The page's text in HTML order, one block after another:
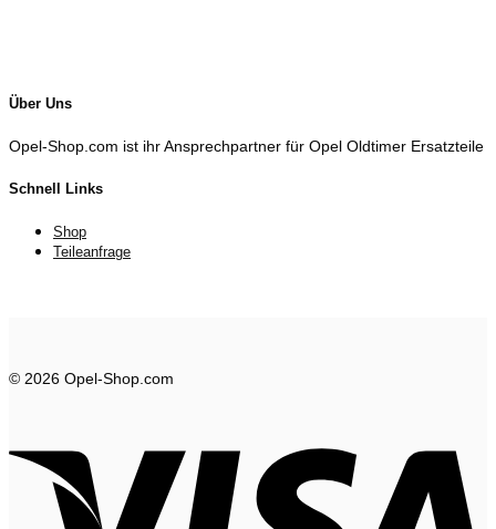
Über Uns
Opel-Shop.com ist ihr Ansprechpartner für Opel Oldtimer Ersatzteile
Schnell Links
Shop
Teileanfrage
© 2026 Opel-Shop.com